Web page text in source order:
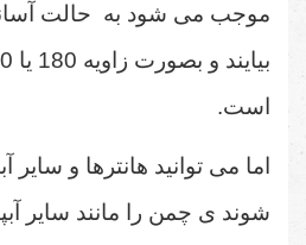
موجب می شود به حالت
است.
اما می توانید هانترها و
شوند ی چمن را مانند سایر